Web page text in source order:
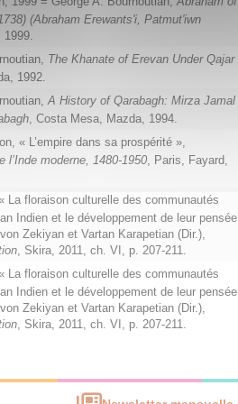
(Abraham Erewants'i, Patmut'iwn
1999.
The Khanate of Erevan Under Qajar
1992.
A History of Qarabagh: Mirza Jamal
, Costa Mesa, Mazda, 1994.
« L’empire dans sa prospérité »,
l’Inde moderne, 1480-1950, Paris, Fayard,
La floraison culturelle des communautés
Indien et le développement de leur pensée
Zekiyan et Vartan Karapetian (Dir.),
, Skira, 2011, ch. VI, p. 207-211.
La floraison culturelle des communautés
Indien et le développement de leur pensée
Zekiyan et Vartan Karapetian (Dir.),
, Skira, 2011, ch. VI, p. 207-211.